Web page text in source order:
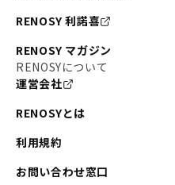
RENOSY 利諾喜
RENOSY マガジン
RENOSYについて
運営会社
RENOSYとは
利用規約
お問い合わせ窓口